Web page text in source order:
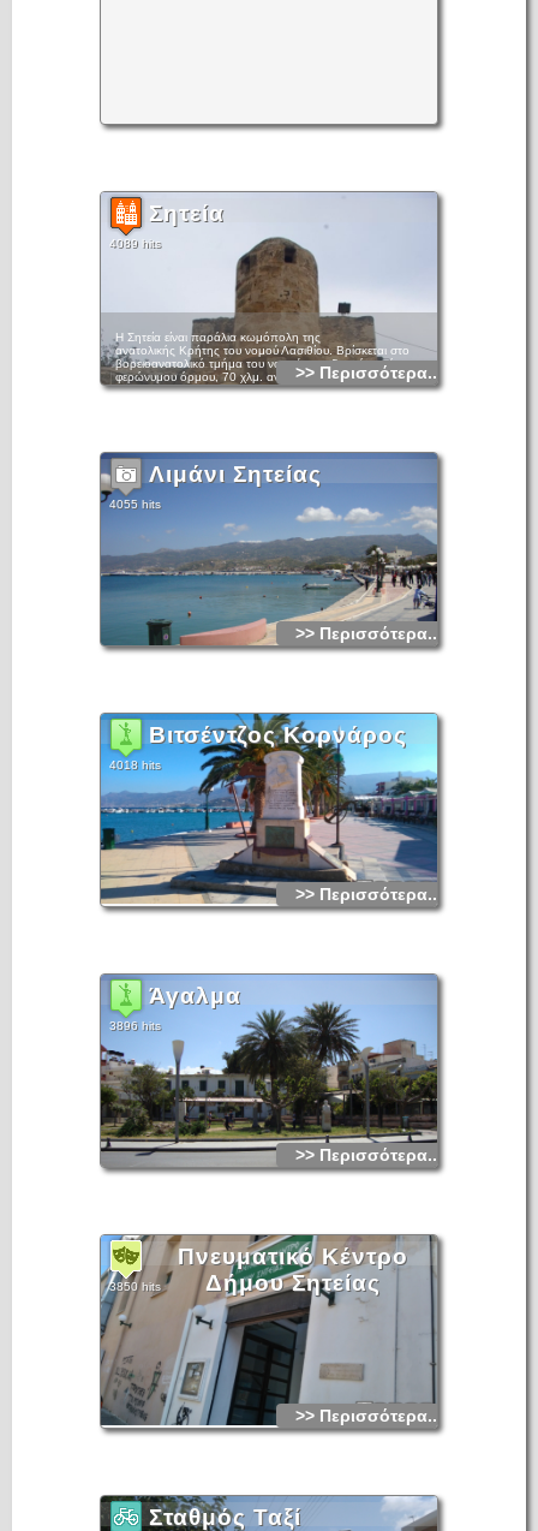
Σητεία
4089 hits
Η Σητεία είναι παράλια κωμόπολη της
ανατολικής Κρήτης του νομού Λασιθίου. Βρίσκεται στο
βορειοανατολικό τμήμα του νομού, στο δυτικό μυχό του
φερώνυμου όρμου, 70 χλμ. ανατολικά του Αγίου Νικολάου
Λασιθίου και αποτελεί έδρα του ομώνυμου δήμου. Είναι
>> Περισσότερα...
Λιμάνι Σητείας
4055 hits
>> Περισσότερα...
Βιτσέντζος Κορνάρος
4018 hits
>> Περισσότερα...
Άγαλμα
3896 hits
>> Περισσότερα...
Πνευματικό Κέντρο
Δήμου Σητείας
3850 hits
>> Περισσότερα...
Σταθμός Ταξί